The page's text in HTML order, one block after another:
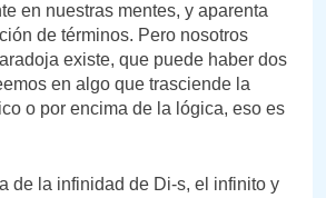
en nuestras mentes, y aparenta
de términos. Pero nosotros
existe, que puede haber dos
en algo que trasciende la
o por encima de la lógica, eso es
de la infinidad de Di-s, el infinito y